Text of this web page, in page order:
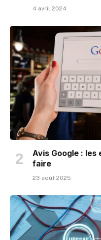
4 avril 2024
Avis Google :
faire
23 août 2025